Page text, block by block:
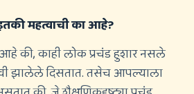
महत्वाची का आहे?
की, काही लोक प्रचंड हुशार नसले
झालेले दिसतात. तसेच आपल्याला